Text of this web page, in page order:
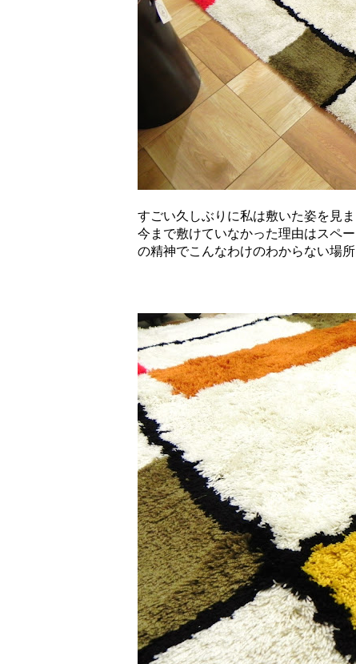
すごい久しぶりに私は敷いた姿を見
今まで敷けていなかった理由はスペ
の精神でこんなわけのわからない場